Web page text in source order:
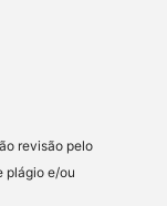
revisão pelo
plágio e/ou